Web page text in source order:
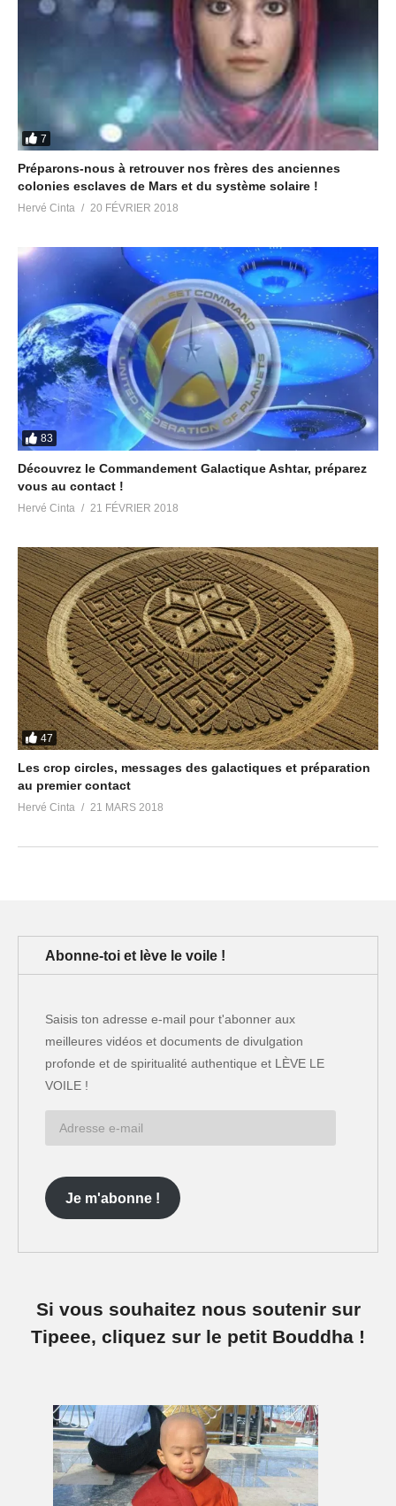
7
Préparons-nous à retrouver nos frères des anciennes
colonies esclaves de Mars et du système solaire !
Hervé Cinta 20 FÉVRIER 2018
83
Découvrez le Commandement Galactique Ashtar, préparez
vous au contact !
Hervé Cinta 21 FÉVRIER 2018
47
Les crop circles, messages des galactiques et préparation
au premier contact
Hervé Cinta 21 MARS 2018
Abonne-toi et lève le voile !
Saisis ton adresse e-mail pour t'abonner aux
meilleures vidéos et documents de divulgation
profonde et de spiritualité authentique et LÈVE LE
VOILE !
Adresse
e-
Je m'abonne !
Si vous souhaitez nous soutenir sur
Tipeee, cliquez sur le petit Bouddha !